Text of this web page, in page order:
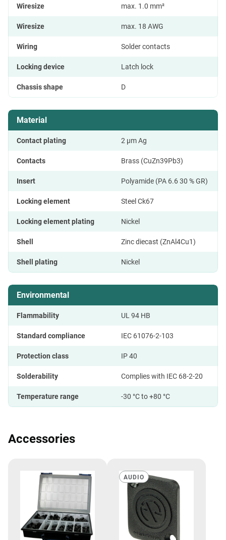
Wiresize max. 1.0 mm²
Wiresize max. 18 AWG
Wiring Solder contacts
Locking device Latch lock
Chassis shape D
Material
Contact plating 2 µm Ag
Contacts Brass (CuZn39Pb3)
Insert Polyamide (PA 6.6 30 % GR)
Locking element Steel Ck67
Locking element plating Nickel
Shell Zinc diecast (ZnAl4Cu1)
Shell plating Nickel
Environmental
Flammability UL 94 HB
Standard compliance IEC 61076-2-103
Protection class IP 40
Solderability Complies with IEC 68-2-20
Temperature range -30 °C to +80 °C
Accessories
AUDIO